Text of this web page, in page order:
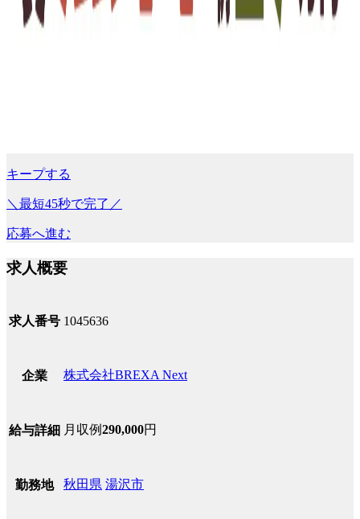
キープする
＼最短45秒で完了／
応募へ進む
求人概要
求人番号 1045636
企業 株式会社BREXA Next
給与詳細 月収例290,000円
勤務地 秋田県 湯沢市